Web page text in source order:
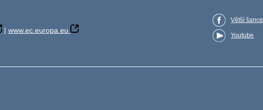
| www.ec.europa.eu
Větší šance
Youtube